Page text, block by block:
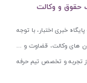
حقوق و وکالت
خبری اختبار، با توجه
های وکالت، قضاوت و ...
از تجربه و تخصص تیم حرفه
با راه اندازی و تجهیز